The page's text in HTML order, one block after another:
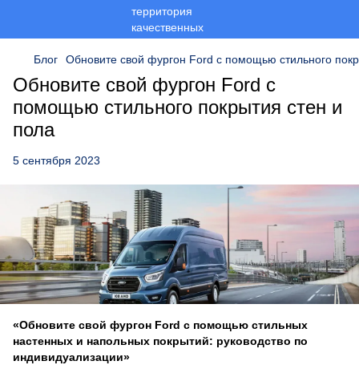
Блог Обновите свой фургон Ford с помощью стильного
Обновите свой фургон Ford с
помощью стильного покрытия стен и
пола
5 сентября 2023
«Обновите свой фургон Ford с помощью стильных
настенных и напольных покрытий: руководство по
индивидуализации»